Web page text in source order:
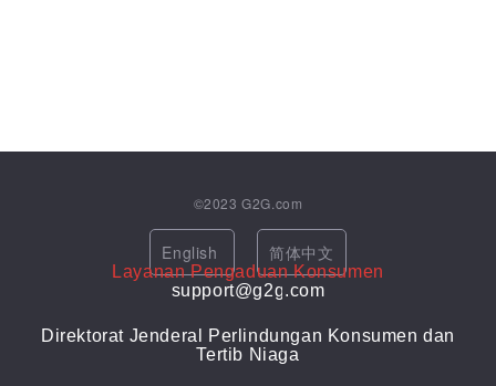
©2023G2G.com
English 简体中文
Layanan Pengaduan Konsumen
support@g2g.com
Direktorat Jenderal Perlindungan Konsumen dan
Tertib Niaga